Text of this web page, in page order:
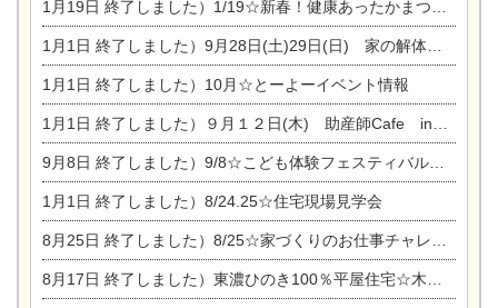
1月19日 終了しました）1/19☆新春！健康あったかまつり＆増改築リフォームまつり
1月1日 終了しました）9月28日(土)29日(日) 家の解体なんでも相談会
1月1日 終了しました）10月☆とーよーイベント情報
1月1日 終了しました）９月１２日(木) 助産師Cafe in東陽住建
9月8日 終了しました）9/8☆こども体験フェスティバル☆一宮市民会館
1月1日 終了しました）8/24.25☆住宅現場見学会
8月25日 終了しました）8/25☆家づくりのお仕事チャレンジ
8月17日 終了しました）東濃ひのき100％平屋住宅☆木の家完成見学会